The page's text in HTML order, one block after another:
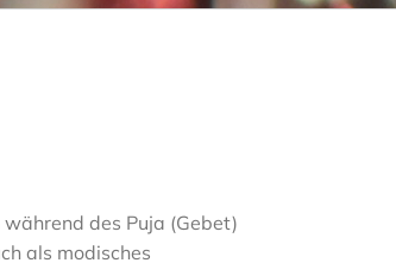
des Puja (Gebet)
als modisches